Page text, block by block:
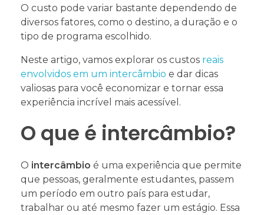
O custo pode variar bastante dependendo de
diversos fatores, como o destino, a duração e o
tipo de programa escolhido.
Neste artigo, vamos explorar os custos reais
envolvidos em um intercâmbio e dar dicas
valiosas para você economizar e tornar essa
experiência incrível mais acessível.
O que é intercâmbio?
O intercâmbio é uma experiência que permite
que pessoas, geralmente estudantes, passem
um período em outro país para estudar,
trabalhar ou até mesmo fazer um estágio. Essa